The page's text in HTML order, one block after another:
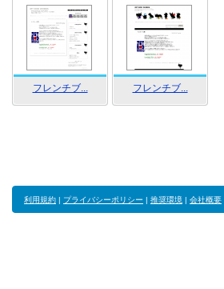
フレンチブ... フレンチブ...
利用規約 | プライバシーポリシー | 推奨環境 | 会社概要